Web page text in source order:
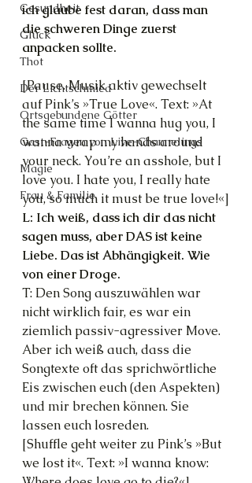
Gesundheit
Glück
Thot
Der Lichtschmied
Ortsgebundene Götter
Gast-Fragen von Live-Channelings
Magie
Frau & Familie
ich glaube fest daran, dass man
die schweren Dinge zuerst
anpacken sollte.
[Pause. Musik aktiv gewechselt
auf Pink’s »True Love«. Text: »At
the same time I wanna hug you, I
wanna wrap my hands around
your neck. You’re an asshole, but I
love you. I hate you, I really hate
you, so much it must be true love!«]
L: Ich weiß, dass ich dir das nicht
sagen muss, aber DAS ist keine
Liebe. Das ist Abhängigkeit. Wie
von einer Droge.
T: Den Song auszuwählen war
nicht wirklich fair, es war ein
ziemlich passiv-agressiver Move.
Aber ich weiß auch, dass die
Songtexte oft das sprichwörtliche
Eis zwischen euch (den Aspekten)
und mir brechen können. Sie
lassen euch losreden.
[Shuffle geht weiter zu Pink’s »But
we lost it«. Text: »I wanna know: